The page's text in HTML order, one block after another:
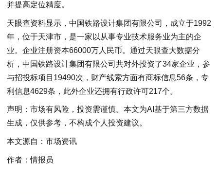
并提高定位精度。
天眼查资料显示，中国铁路设计集团有限公司，成立于1992
年，位于天津市，是一家以从事专业技术服务业为主的企
业。企业注册资本66000万人民币。通过天眼查大数据分
析，中国铁路设计集团有限公司共对外投资了34家企业，参
与招投标项目19490次，财产线索方面有商标信息56条，专
利信息4629条，此外企业还拥有行政许可217个。
声明：市场有风险，投资需谨慎。本文为AI基于第三方数据
生成，仅供参考，不构成个人投资建议。
本文源自：市场资讯
作者：情报员